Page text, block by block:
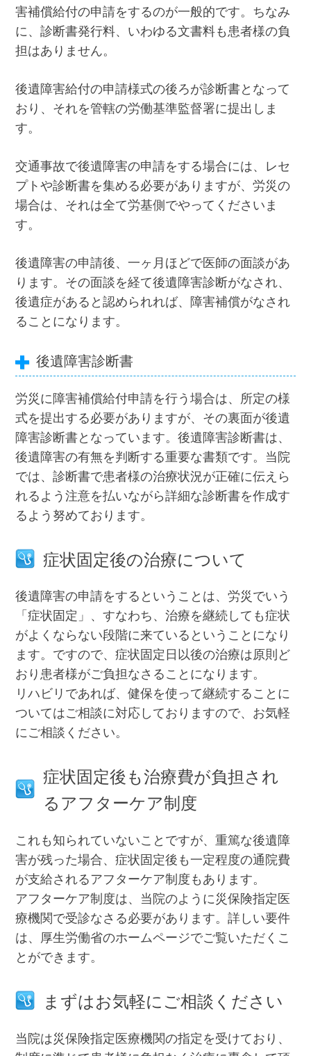
害補償給付の申請をするのが一般的です。ちなみ
に、診断書発行料、いわゆる文書料も患者様の負
担はありません。
後遺障害給付の申請様式の後ろが診断書となって
おり、それを管轄の労働基準監督署に提出しま
す。
交通事故で後遺障害の申請をする場合には、レセ
プトや診断書を集める必要がありますが、労災の
場合は、それは全て労基側でやってくださいま
す。
後遺障害の申請後、一ヶ月ほどで医師の面談があ
ります。その面談を経て後遺障害診断がなされ、
後遺症があると認められれば、障害補償がなされ
ることになります。
後遺障害診断書
労災に障害補償給付申請を行う場合は、所定の様
式を提出する必要がありますが、その裏面が後遺
障害診断書となっています。後遺障害診断書は、
後遺障害の有無を判断する重要な書類です。当院
では、診断書で患者様の治療状況が正確に伝えら
れるよう注意を払いながら詳細な診断書を作成す
るよう努めております。
症状固定後の治療について
後遺障害の申請をするということは、労災でいう
「症状固定」、すなわち、治療を継続しても症状
がよくならない段階に来ているということになり
ます。ですので、症状固定日以後の治療は原則ど
おり患者様がご負担なさることになります。
リハビリであれば、健保を使って継続することに
ついてはご相談に対応しておりますので、お気軽
にご相談ください。
症状固定後も治療費が負担され
るアフターケア制度
これも知られていないことですが、重篤な後遺障
害が残った場合、症状固定後も一定程度の通院費
が支給されるアフターケア制度もあります。
アフターケア制度は、当院のように災保険指定医
療機関で受診なさる必要があります。詳しい要件
は、厚生労働省のホームページでご覧いただくこ
とができます。
まずはお気軽にご相談ください
当院は災保険指定医療機関の指定を受けており、